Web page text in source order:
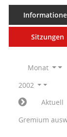
Sitzungen
Monat
2002
Aktuell
Gremium